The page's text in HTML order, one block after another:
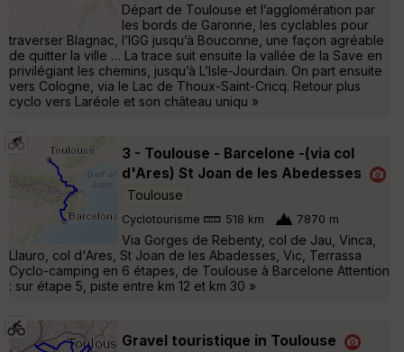
Départ de Toulouse et l’agglomération par
les bords de Garonne, les cyclables pour
traverser Blagnac, l’IGG jusqu’à Bouconne, une façon agréable
de quitter la ville … La trace suit ensuite la vallée de la Save en
privilégiant les chemins, jusqu’à L’Isle-Jourdain. On part ensuite
vers Cologne, via le Lac de Thoux-Saint-Cricq. Retour plus
cyclo vers Laréole et son château uniqu »
3 - Toulouse - Barcelone -(via col
d'Ares) St Joan de les Abedesses
Toulouse
Cyclotourisme 518 km 7870 m
Via Gorges de Rebenty, col de Jau, Vinca,
Llauro, col d'Ares, St Joan de les Abadesses, Vic, Terrassa
Cyclo-camping en 6 étapes, de Toulouse à Barcelone Attention
: sur étape 5, piste entre km 12 et km 30 »
Gravel touristique in Toulouse